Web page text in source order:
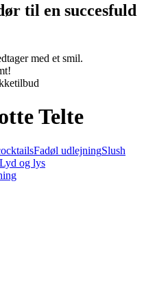
til en succesfuld
med et smil.
Telte
Fadøl udlejningSlush
Lyd og lys